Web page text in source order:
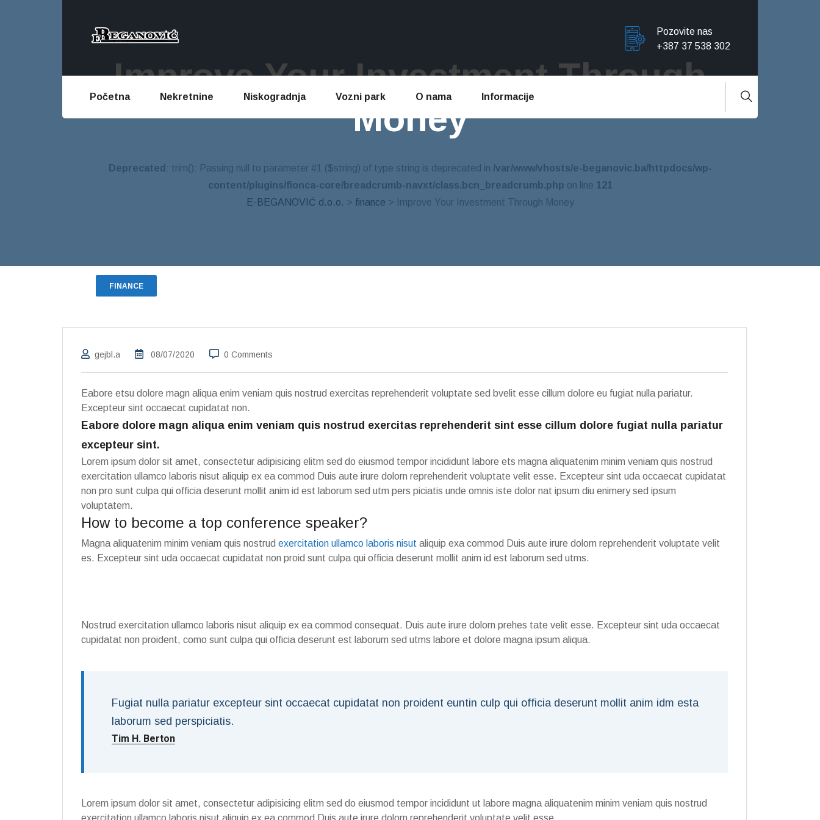
Pozovite nas
+387 37 538 302
Početna Nekretnine Niskogradnja Vozni park O nama Informacije
Improve Your Investment Through
Money
Deprecated : trim(): Passing null to parameter #1 ($string) of type string is deprecated in /var/www/vhosts/e-beganovic.ba/httpdocs/wp-
content/plugins/fionca-core/breadcrumb-navxt/class.bcn_breadcrumb.php on line 121
E-BEGANOVIĆ d.o.o. > finance > Improve Your Investment Through Money
FINANCE
gejbl.a 08/07/2020 0 Comments
Eabore etsu dolore magn aliqua enim veniam quis nostrud exercitas reprehenderit voluptate sed bvelit esse cillum dolore eu fugiat nulla pariatur.
Excepteur sint occaecat cupidatat non.
Eabore dolore magn aliqua enim veniam quis nostrud exercitas reprehenderit sint esse cillum dolore fugiat nulla pariatur
excepteur sint.
Lorem ipsum dolor sit amet, consectetur adipisicing elitm sed do eiusmod tempor incididunt labore ets magna aliquatenim minim veniam quis nostrud
exercitation ullamco laboris nisut aliquip ex ea commod Duis aute irure dolorn reprehenderit voluptate velit esse. Excepteur sint uda occaecat cupidatat
non pro sunt culpa qui officia deserunt mollit anim id est laborum sed utm pers piciatis unde omnis iste dolor nat ipsum diu enimery sed ipsum
voluptatem.
How to become a top conference speaker?
Magna aliquatenim minim veniam quis nostrud exercitation ullamco laboris nisut aliquip exa commod Duis aute irure dolorn reprehenderit voluptate velit
es. Excepteur sint uda occaecat cupidatat non proid sunt culpa qui officia deserunt mollit anim id est laborum sed utms.
Nostrud exercitation ullamco laboris nisut aliquip ex ea commod consequat. Duis aute irure dolorn prehes tate velit esse. Excepteur sint uda occaecat
cupidatat non proident, como sunt culpa qui officia deserunt est laborum sed utms labore et dolore magna ipsum aliqua.
Fugiat nulla pariatur excepteur sint occaecat cupidatat non proident euntin culp qui officia deserunt mollit anim idm esta
laborum sed perspiciatis.
Tim H. Berton
Lorem ipsum dolor sit amet, consectetur adipisicing elitm sed do eiusmod tempor incididunt ut labore magna aliquatenim minim veniam quis nostrud
exercitation ullamco laboris nisut aliquip ex ea commod Duis aute irure dolorn reprehenderit voluptate velit esse.